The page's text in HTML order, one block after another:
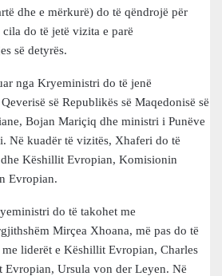
dhe e mërkurë) do të qëndrojë për
do të jetë vizita e parë
së detyrës.
nga Kryeministri do të jenë
së Republikës së Maqedonisë së
Bojan Mariçiq dhe ministri i Punëve
Në kuadër të vizitës, Xhaferi do të
Këshillit Evropian, Komisionin
Evropian.
do të takohet me
Mirçea Xhoana, më pas do të
liderët e Këshillit Evropian, Charles
Ursula von der Leyen. Në